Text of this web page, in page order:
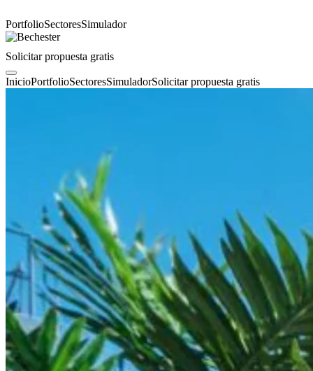
PortfolioSectoresSimulador
Solicitar propuesta gratis
InicioPortfolioSectoresSimuladorSolicitar propuesta gratis